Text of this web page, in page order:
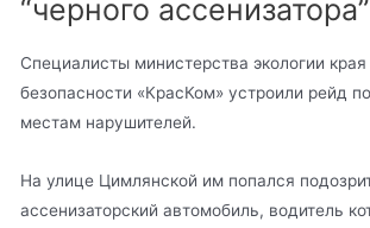
“черного ассенизатора”
Специалисты министерства экологии
безопасности «КрасКом» устроили рейд
местам нарушителей.
На улице Цимлянской им попался
ассенизаторский автомобиль, водитель